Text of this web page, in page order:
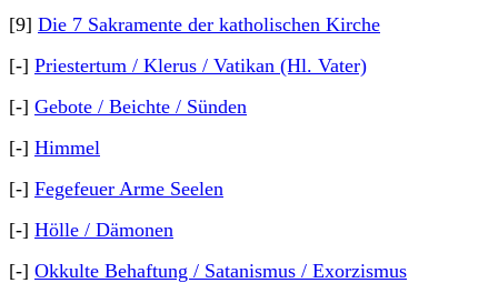
[9] Die 7 Sakramente der katholischen Kirche
[-] Priestertum / Klerus / Vatikan (Hl. Vater)
[-] Gebote / Beichte / Sünden
[-] Himmel
[-] Fegefeuer Arme Seelen
[-] Hölle / Dämonen
[-] Okkulte Behaftung / Satanismus / Exorzismus